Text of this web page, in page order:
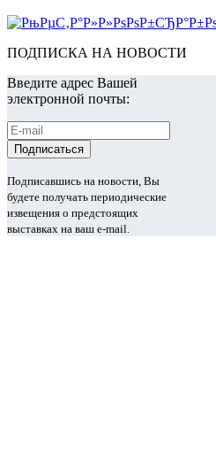
ПОДПИСКА НА НОВОСТИ
Введите адрес Вашей
электронной почты:
Подписавшись на новости, Вы
будете получать периодические
извещения о предстоящих
выставках на ваш e-mail.